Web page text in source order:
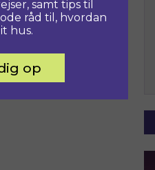
samt tips til
råd til, hvordan
hus.
op